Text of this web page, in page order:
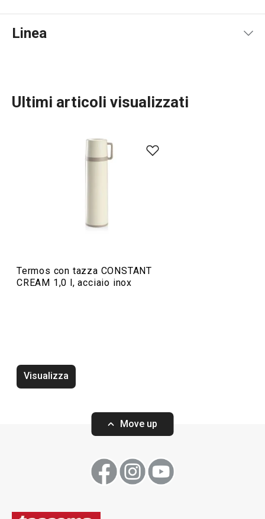
Linea
CREAM 0,7 l, acciaio inox
Ultimi articoli visualizzati
Termos con tazza CONSTANT
CREAM 1,0 l, acciaio inox
Visualizza
Move up